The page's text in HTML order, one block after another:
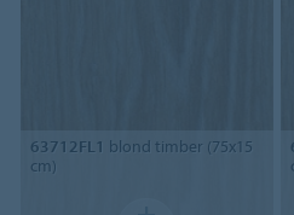
63712FL1 blond timber (75x15
cm)